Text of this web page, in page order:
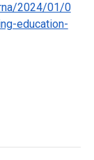
2024/01/0
education-